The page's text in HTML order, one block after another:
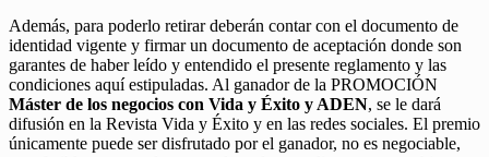
Además, para poderlo retirar deberán contar con el documento de
identidad vigente y firmar un documento de aceptación donde son
garantes de haber leído y entendido el presente reglamento y las
condiciones aquí estipuladas. Al ganador de la PROMOCIÓN
Máster de los negocios con Vida y Éxito y ADEN, se le dará
difusión en la Revista Vida y Éxito y en las redes sociales. El premio
únicamente puede ser disfrutado por el ganador, no es negociable,